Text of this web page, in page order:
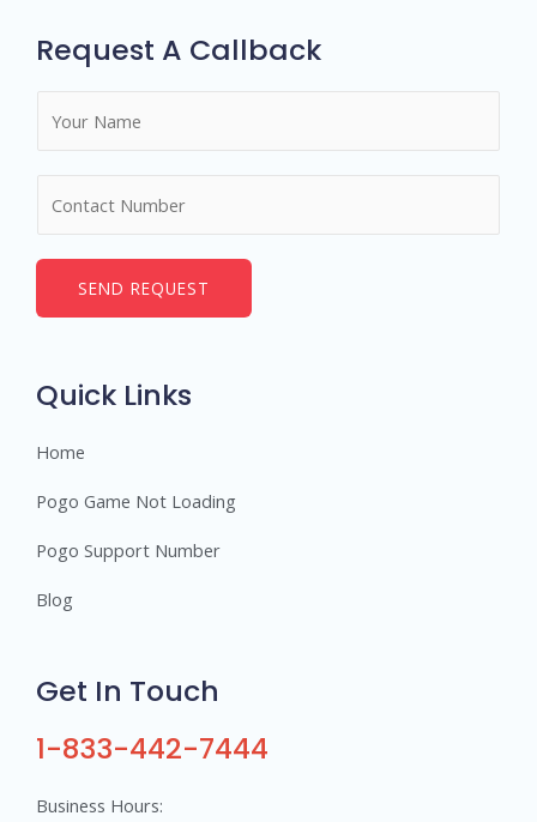
Request A Callback
*
e
SEND REQUEST
Quick Links
Home
Pogo Game Not Loading
Pogo Support Number
Blog
Get In Touch
1-833-442-7444
Business Hours: